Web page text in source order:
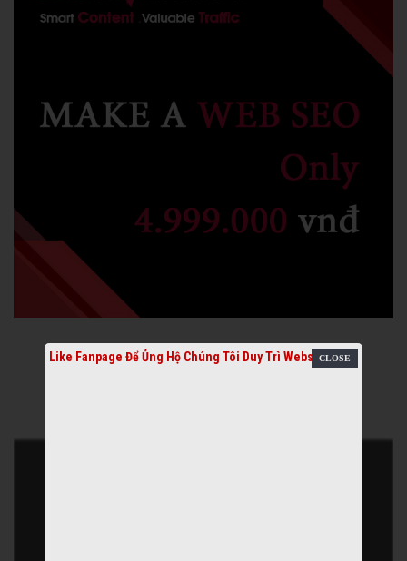
Like Fanpage Để Ủng Hộ Chúng Tôi Duy Trì Website